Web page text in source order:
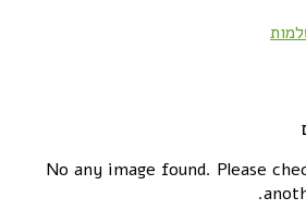
No any image found. Please